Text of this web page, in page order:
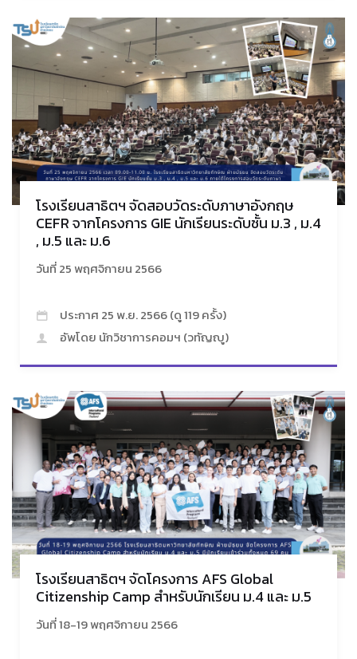
โรงเรียนสาธิตฯ จัดสอบวัดระดับภาษาอังกฤษ
CEFR จากโครงการ GIE นักเรียนระดับชั้น ม.3 , ม.4
, ม.5 และ ม.6
วันที่ 25 พฤศจิกายน 2566
ประกาศ 25 พ.ย. 2566 (ดู 119 ครั้ง)
อัพโดย นักวิชาการคอมฯ (วทัญญู)
โรงเรียนสาธิตฯ จัดโครงการ AFS Global
Citizenship Camp สำหรับนักเรียน ม.4 และ ม.5
วันที่ 18-19 พฤศจิกายน 2566